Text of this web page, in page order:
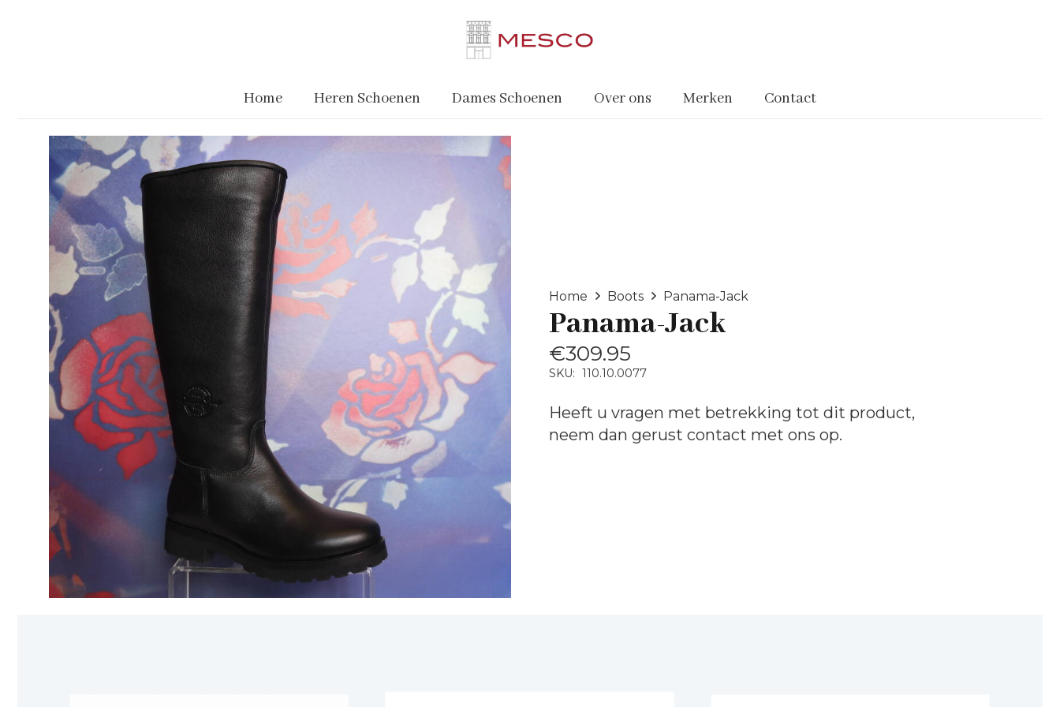
Home Heren Schoenen Dames Schoenen Over ons Merken Contact
Home Boots Panama-Jack
Panama-Jack
€309.95
SKU: 110.10.0077
Heeft u vragen met betrekking tot dit product,
neem dan gerust contact met ons op.